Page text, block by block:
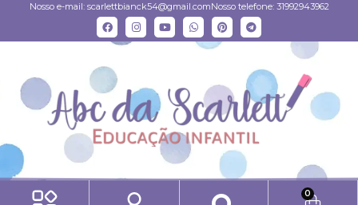
Nosso e-mail: scarlettbianck54@gmail.comNosso telefone: 31992943962
0